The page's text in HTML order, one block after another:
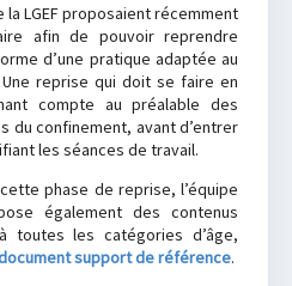
LGEF proposaient récemment
afin de pouvoir reprendre
d’une pratique adaptée au
reprise qui doit se faire en
compte au préalable des
du confinement, avant d’entrer
les séances de travail.
phase de reprise, l’équipe
également des contenus
toutes les catégories d’âge,
support de référence.